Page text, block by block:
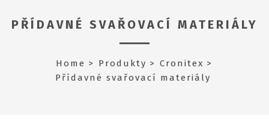
PŘÍDAVNÉ SVAŘOVACÍ MATERIÁLY
Home Produkty
Cronitex
Přídavné svařovací materiály